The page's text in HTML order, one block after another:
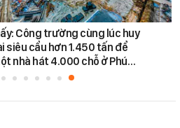
Công trường cùng lúc huy
siêu cẩu hơn 1.450 tấn để
nhà hát 4.000 chỗ ở Phú…